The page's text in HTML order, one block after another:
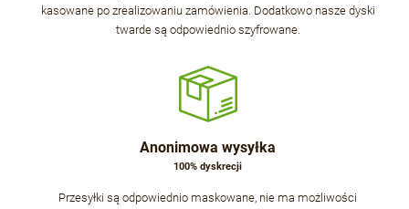
kasowane po zrealizowaniu zamówienia. Dodatkowo nasze dyski
twarde są odpowiednio szyfrowane.
Anonimowa wysyłka
100% dyskrecji
Przesyłki są odpowiednio maskowane, nie ma możliwości